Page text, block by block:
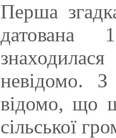
Перша
невідомо. З
відомо, що
сільської